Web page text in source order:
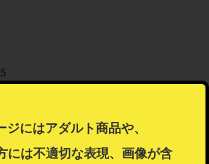
ラッピング可能商品を同時注文した場合、ラ
したい場合は注文を分けてご注文ください。
ジにはアダルト商品や、
には不適切な表現、画像が含